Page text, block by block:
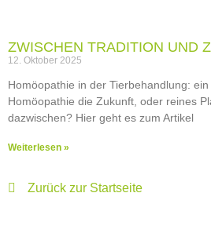
ZWISCHEN TRADITION UND
12. Oktober 2025
Homöopathie in der Tierbehandlung:
Homöopathie die Zukunft, oder reines
dazwischen? Hier geht es zum Artikel
Weiterlesen »
Zurück zur Startseite